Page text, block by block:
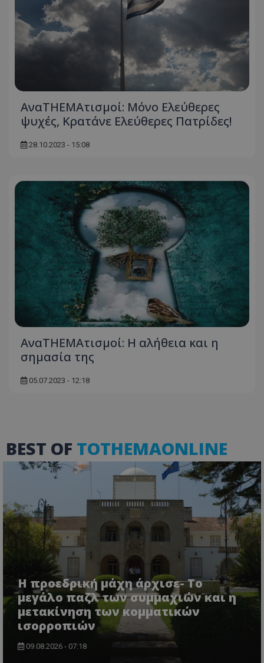
AναTHEMAτισμοί: Μόνο Ελεύθερες
ψυχές, Κρατάνε Ελεύθερες Πατρίδες!
28.10.2023 - 15:08
ΑναTHEMAτισμοί: Η αλήθεια και η
σημασία της
05.07.2023 - 12:18
BEST OF TOTHEMAONLINE
Η προεδρική μάχη άρχισε- Το
μεγάλο παζλ των συμμαχιών και η
μετακίνηση των κομματικών
ισορροπιών
09.08.2026 - 07:18